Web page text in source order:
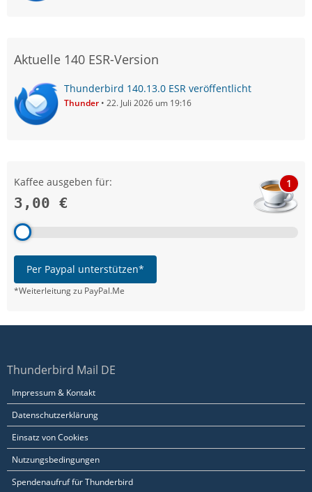
Aktuelle 140 ESR-Version
Thunderbird 140.13.0 ESR veröffentlicht
Thunder 22. Juli 2026 um 19:16
Kaffee ausgeben für:
3,00 €
1
Per Paypal unterstützen*
*Weiterleitung zu PayPal.Me
Thunderbird Mail DE
Impressum & Kontakt
Datenschutzerklärung
Einsatz von Cookies
Nutzungsbedingungen
Spendenaufruf für Thunderbird